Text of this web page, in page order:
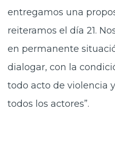
entregamos una
reiteramos el día 21.
en permanente
dialogar, con la
todo acto de violencia
todos los actores”.